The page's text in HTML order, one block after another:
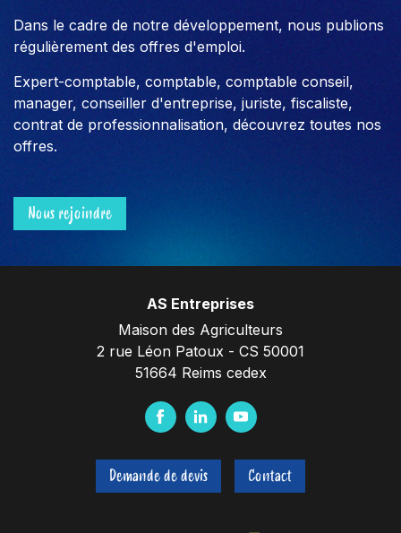
Dans le cadre de notre développement, nous publions
régulièrement des offres d'emploi.
Expert-comptable, comptable, comptable conseil,
manager, conseiller d'entreprise, juriste, fiscaliste,
contrat de professionnalisation, découvrez toutes nos
offres.
Nous rejoindre
AS Entreprises
Maison des Agriculteurs
2 rue Léon Patoux - CS 50001
51664 Reims cedex
F
c
e
L
n
k
Y
u
t
Demande de devis Contact